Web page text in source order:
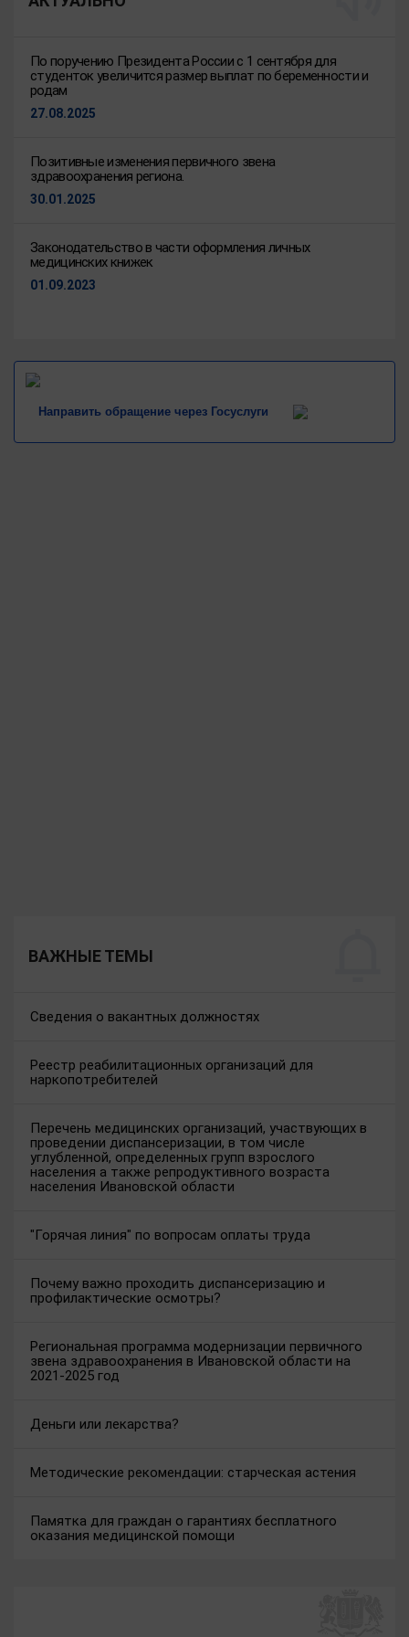
По поручению Президента России с 1 сентября для
студенток увеличится размер выплат по беременности и
родам
27.08.2025
Позитивные изменения первичного звена
здравоохранения региона.
30.01.2025
Законодательство в части оформления личных
медицинских книжек
01.09.2023
Направить обращение через Госуслуги
ВАЖНЫЕ ТЕМЫ
Сведения о вакантных должностях
Реестр реабилитационных организаций для
наркопотребителей
Перечень медицинских организаций, участвующих в
проведении диспансеризации, в том числе
углубленной, определенных групп взрослого
населения а также репродуктивного возраста
населения Ивановской области
"Горячая линия" по вопросам оплаты труда
Почему важно проходить диспансеризацию и
профилактические осмотры?
Региональная программа модернизации первичного
звена здравоохранения в Ивановской области на
2021-2025 год
Деньги или лекарства?
Методические рекомендации: старческая астения
Памятка для граждан о гарантиях бесплатного
оказания медицинской помощи